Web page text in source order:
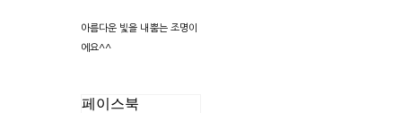
아름다운 빛을 내뿜는 조명이
에요^^
페이스북